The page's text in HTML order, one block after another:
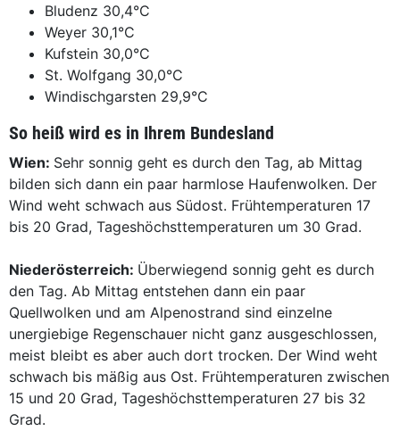
Bludenz 30,4°C
Weyer 30,1°C
Kufstein 30,0°C
St. Wolfgang 30,0°C
Windischgarsten 29,9°C
So heiß wird es in Ihrem Bundesland
Wien: Sehr sonnig geht es durch den Tag, ab Mittag
bilden sich dann ein paar harmlose Haufenwolken. Der
Wind weht schwach aus Südost. Frühtemperaturen 17
bis 20 Grad, Tageshöchsttemperaturen um 30 Grad.
Niederösterreich: Überwiegend sonnig geht es durch
den Tag. Ab Mittag entstehen dann ein paar
Quellwolken und am Alpenostrand sind einzelne
unergiebige Regenschauer nicht ganz ausgeschlossen,
meist bleibt es aber auch dort trocken. Der Wind weht
schwach bis mäßig aus Ost. Frühtemperaturen zwischen
15 und 20 Grad, Tageshöchsttemperaturen 27 bis 32
Grad.